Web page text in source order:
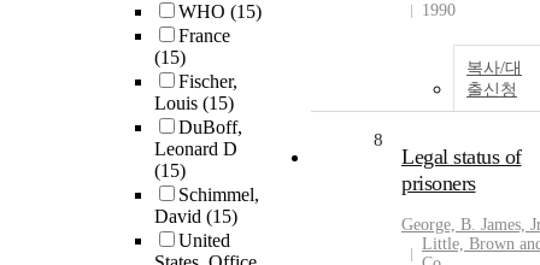
WHO (15)
France
(15)
Fischer,
Louis (15)
DuBoff,
Leonard D
(15)
Schimmel,
David (15)
United
1990
복사/대
출신청
8
Legal status of
prisoners
George, B. James,
Little, Brown